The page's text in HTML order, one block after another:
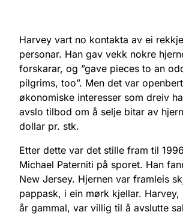
Harvey vart no kontakta av ei
personar. Han gav vekk nokre
forskarar, og ”gave pieces to an
pilgrims, too”. Men det var
økonomiske interesser som dreiv
avslo tilbod om å selje bitar av
dollar pr. stk.
Etter dette var det stille fram til
Michael Paterniti på sporet. Han
New Jersey. Hjernen var framleis
pappask, i ein mørk kjellar.
år gammal, var villig til å avslutte